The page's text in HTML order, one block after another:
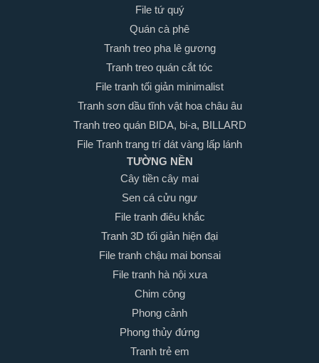
File tứ quý
Quán cà phê
Tranh treo pha lê gương
Tranh treo quán cắt tóc
File tranh tối giản minimalist
Tranh sơn dầu tĩnh vật hoa châu âu
Tranh treo quán BIDA, bi-a, BILLARD
File Tranh trang trí dát vàng lấp lánh
TƯỜNG NỀN
Cây tiền cây mai
Sen cá cửu ngư
File tranh điêu khắc
Tranh 3D tối giản hiện đại
File tranh chậu mai bonsai
File tranh hà nội xưa
Chim công
Phong cảnh
Phong thủy đứng
Tranh trẻ em